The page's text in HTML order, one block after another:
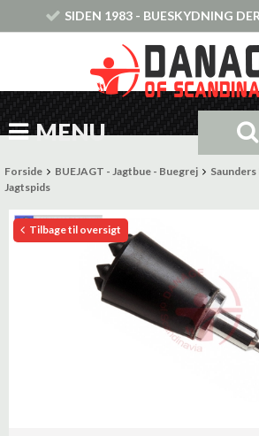
SIDEN 1983 - BUESKYDNING
MENU
Forside BUEJAGT - Jagtbue - Buegrej
Jagtspids
Tilbage til oversigt